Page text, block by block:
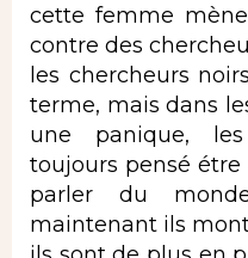
cette femme
contre des
les chercheurs
terme, mais dans
une panique,
toujours pensé
parler du
maintenant ils